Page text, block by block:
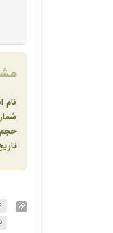
نام
حجم